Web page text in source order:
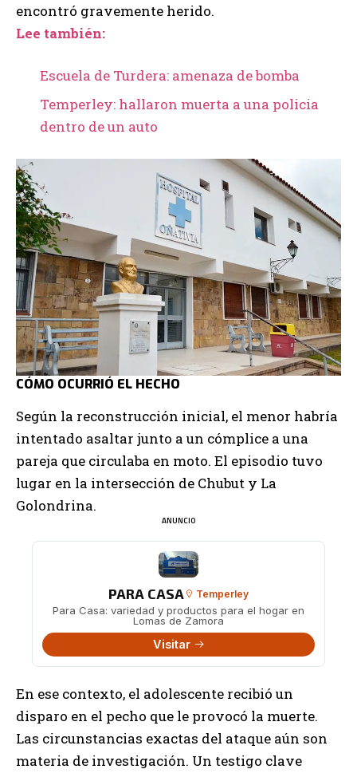
encontró gravemente herido.
Lee también:
Escuela de Turdera: amenaza de bomba
Temperley: hallaron muerta a una policia
dentro de un auto
CÓMO OCURRIÓ EL HECHO
Según la reconstrucción inicial, el menor habría
intentado asaltar junto a un cómplice a una
pareja que circulaba en moto. El episodio tuvo
lugar en la intersección de Chubut y La
Golondrina.
ANUNCIO
PARA CASA Temperley
Para Casa: variedad y productos para el hogar en
Lomas de Zamora
Visitar
En ese contexto, el adolescente recibió un
disparo en el pecho que le provocó la muerte.
Las circunstancias exactas del ataque aún son
materia de investigación. Un testigo clave